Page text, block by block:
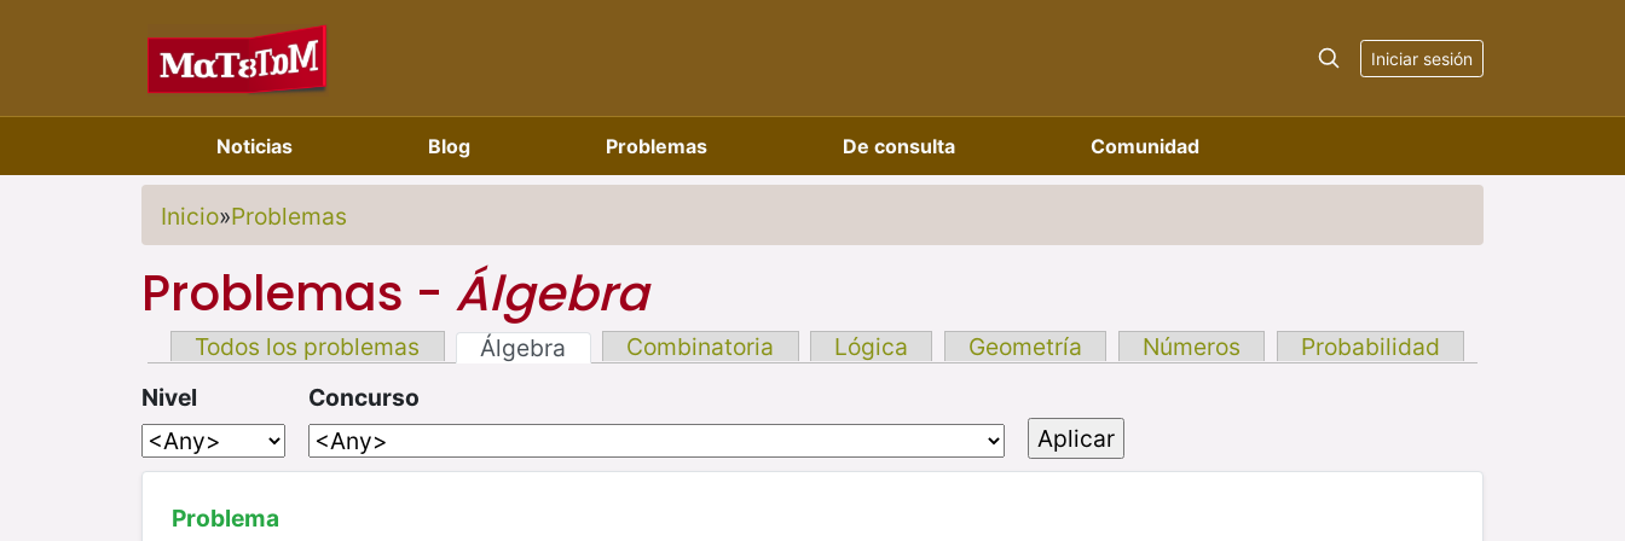
Iniciar sesión
Noticias Blog Problemas De consulta Comunidad
Inicio»Problemas
Problemas - Álgebra
Todos los problemas Álgebra Combinatoria Lógica Geometría Números
Probabilidad
Nivel
Concurso
Problema